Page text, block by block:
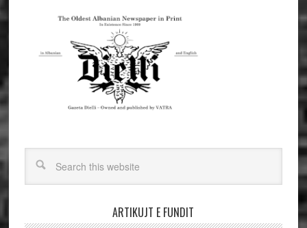
ARTIKUJT E FUNDIT